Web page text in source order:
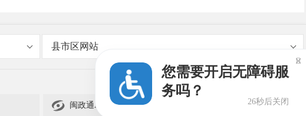
县市区网站
 闽政通APP
您需要开启无障碍服
务吗？
26秒后关闭
